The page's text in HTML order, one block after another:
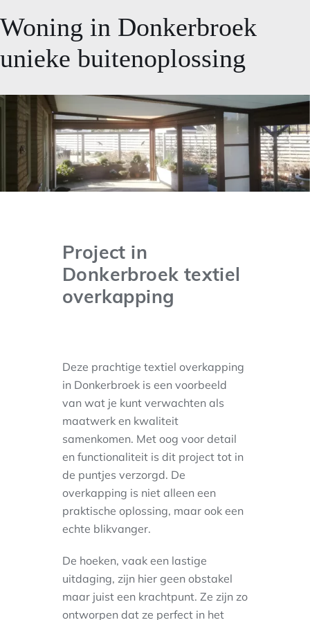
Woning in Donkerbroek
unieke buitenoplossing
Project in
Donkerbroek textiel
overkapping
Deze prachtige textiel overkapping
in Donkerbroek is een voorbeeld
van wat je kunt verwachten als
maatwerk en kwaliteit
samenkomen. Met oog voor detail
en functionaliteit is dit project tot in
de puntjes verzorgd. De
overkapping is niet alleen een
praktische oplossing, maar ook een
echte blikvanger.
De hoeken, vaak een lastige
uitdaging, zijn hier geen obstakel
maar juist een krachtpunt. Ze zijn zo
ontworpen dat ze perfect in het